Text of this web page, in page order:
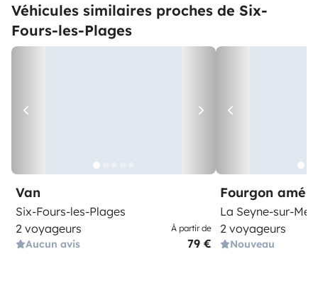
Véhicules similaires proches de Six-
Fours-les-Plages
Van
Six-Fours-les-Plages
2 voyageurs
Aucun avis
À partir de
79 €
Fourgon
La Seyne-sur-Mer
2 voyageurs
Nouveau